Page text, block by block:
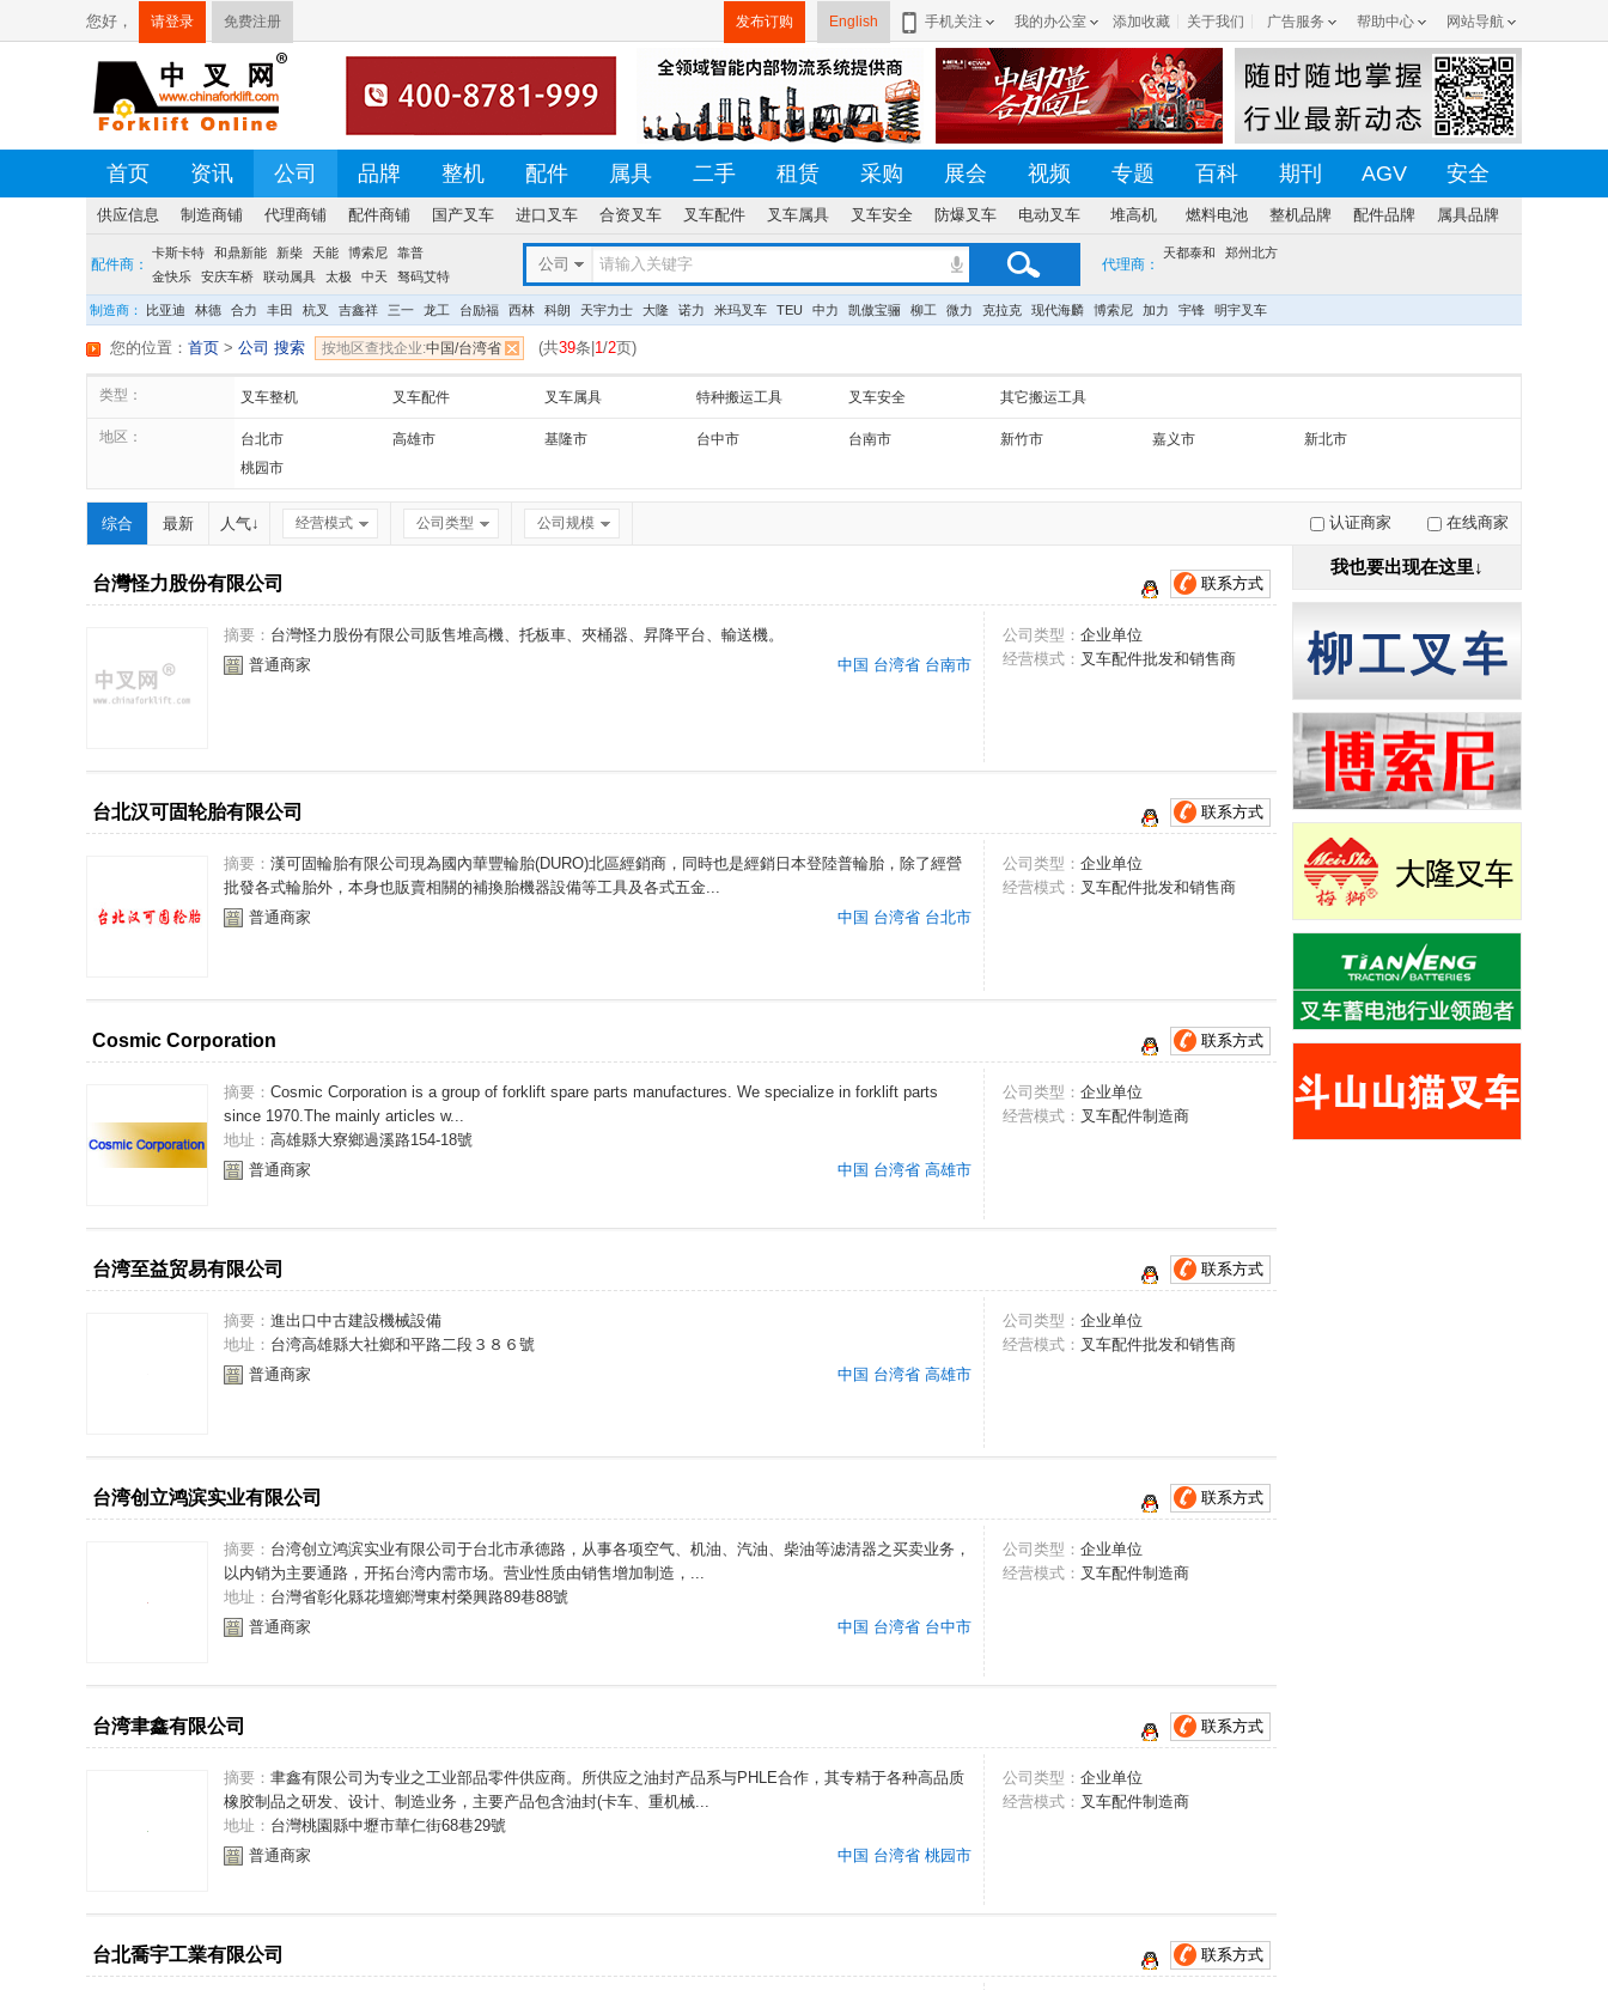
您好， 请登录 免费注册 发布订购 English 手机关注 我的办公室 添加收藏 关于我们 广告服务 帮助中心 网站导航
首页 资讯 公司 品牌 整机 配件 属具 二手 租赁 采购 展会 视频 专题 百科 期刊 AGV 安全
供应信息 制造商铺 代理商铺 配件商铺 国产叉车 进口叉车 合资叉车 叉车配件 叉车属具 叉车安全 防爆叉车 电动叉车 堆高机 燃料电池 整机品牌 配件品牌 属具品牌
配件商：
卡斯卡特 和鼎新能 新柴 天能 博索尼 靠普
荷贝克 硕源 方源 佛朗斯 盛航
台创
金快乐
安庆车桥 联动属具 太极 中天
驽码艾特
公司 代理商：
天都泰和 郑州北方
制造商： 比亚迪 林德 合力 丰田 杭叉 吉鑫祥 三一 龙工 台励福 西林 科朗 天宇力士 大隆 诺力 米玛叉车 TEU 中力 凯傲宝骊 柳工 微力 克拉克 现代海麟 博索尼 加力 宇锋 明宇叉车
您的位置： 首页 > 公司 搜索 按地区查找企业:中国/台湾省 (共39条| 1/2页)
类型： 叉车整机 叉车配件 叉车属具 特种搬运工具 叉车安全 其它搬运工具
地区： 台北市 高雄市 基隆市 台中市 台南市 新竹市 嘉义市
新北市
桃园市
综合 最新 人气↓ 经营模式 公司类型 公司规模 认证商家 在线商家
台灣怪力股份有限公司 联系方式
摘要： 台灣怪力股份有限公司販售堆高機、托板車、夾桶器、昇降平台、輸送機。
普通商家
中国 台湾省 台南市
公司类型： 企业单位
经营模式： 叉车配件批发和销售商
台北汉可固轮胎有限公司 联系方式
摘要： 漢可固輪胎有限公司現為國內華豐輪胎(DURO)北區經銷商，同時也是經銷日本登陸普輪胎，除了經營
批發各式輪胎外，本身也販賣相關的補換胎機器設備等工具及各式五金...
普通商家
中国 台湾省 台北市
公司类型： 企业单位
经营模式： 叉车配件批发和销售商
Cosmic Corporation 联系方式
摘要： Cosmic Corporation is a group of forklift spare parts manufactures. We specialize in forklift parts
since 1970.The mainly articles w...
地址： 高雄縣大寮鄉過溪路154-18號
普通商家
中国 台湾省 高雄市
公司类型： 企业单位
经营模式： 叉车配件制造商
台湾至益贸易有限公司 联系方式
摘要： 進出口中古建設機械設備
地址： 台湾高雄縣大社鄉和平路二段３８６號
普通商家
中国 台湾省 高雄市
公司类型： 企业单位
经营模式： 叉车配件批发和销售商
台湾创立鸿滨实业有限公司 联系方式
摘要： 台湾创立鸿滨实业有限公司于台北市承德路，从事各项空气、机油、汽油、柴油等滤清器之买卖业务，
以内销为主要通路，开拓台湾内需市场。营业性质由销售增加制造，...
地址： 台灣省彰化縣花壇鄉灣東村榮興路89巷88號
普通商家
中国 台湾省 台中市
公司类型： 企业单位
经营模式： 叉车配件制造商
台湾聿鑫有限公司 联系方式
摘要： 聿鑫有限公司为专业之工业部品零件供应商。所供应之油封产品系与PHLE合作，其专精于各种高品质
橡胶制品之研发、设计、制造业务，主要产品包含油封(卡车、重机械...
地址： 台灣桃園縣中壢市華仁街68巷29號
普通商家
中国 台湾省 桃园市
公司类型： 企业单位
经营模式： 叉车配件制造商
台北喬宇工業有限公司 联系方式
我也要出现在这里↓